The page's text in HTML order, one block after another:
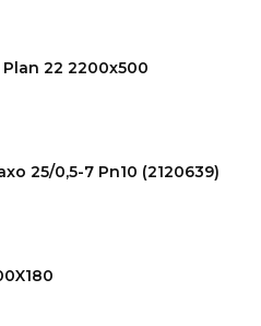
22 2200x500
25/0,5-7 Pn10 (2120639)